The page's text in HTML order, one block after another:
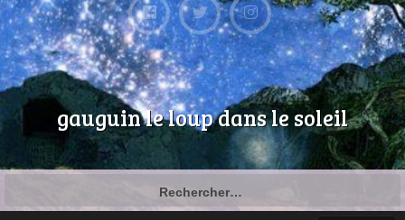
gauguin le loup dans le soleil